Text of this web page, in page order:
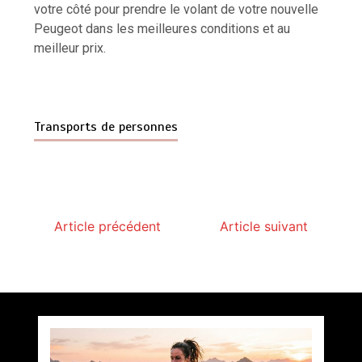
votre côté pour prendre le volant de votre nouvelle
Peugeot dans les meilleures conditions et au
meilleur prix.
Transports de personnes
Article précédent Article suivant
de l’excellent
parPovoski
6 minutes
2 jours